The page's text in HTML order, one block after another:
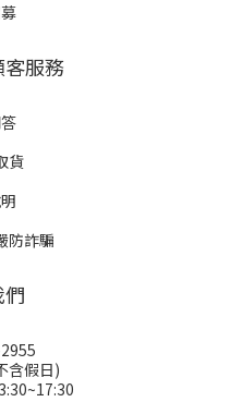
服務
貨
防詐騙
含假日)